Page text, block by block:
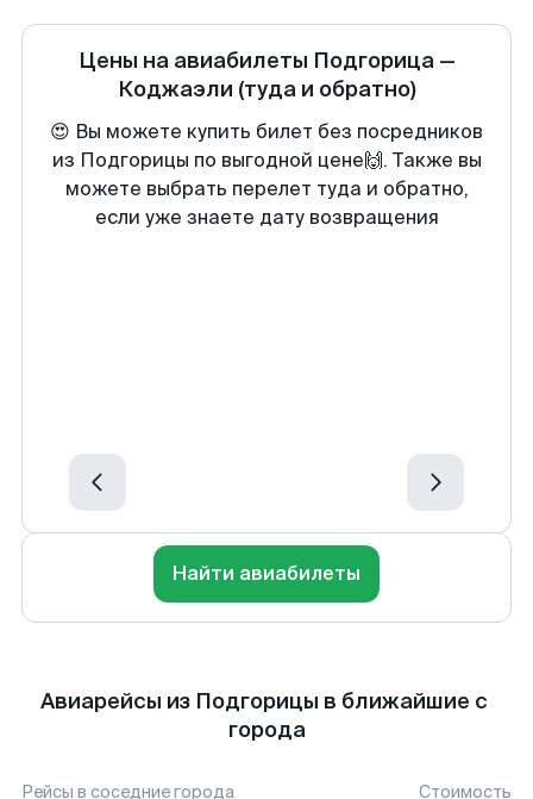
Цены на авиабилеты Подгорица—
Коджаэли (туда и обратно)
😍 Вы можете купить билет без посредников
из Подгорицы по выгодной цене🙌. Также вы
можете выбрать перелет туда и обратно,
если уже знаете дату возвращения
Найти авиабилеты
Авиарейсы из Подгорицы в ближайшие с
города
Рейсы в соседние города Стоимость